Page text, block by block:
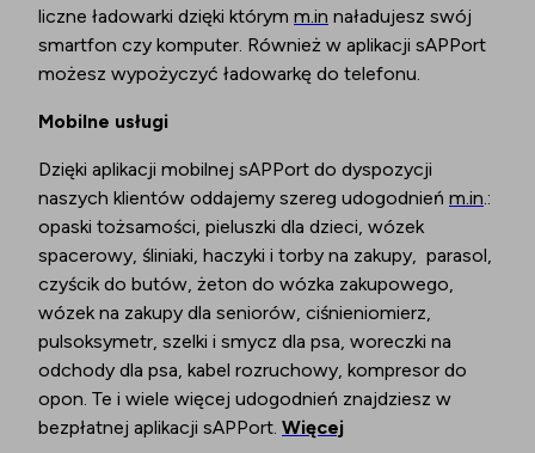
liczne ładowarki dzięki którym m.in naładujesz swój
smartfon czy komputer. Również w aplikacji sAPPort
możesz wypożyczyć ładowarkę do telefonu.
Mobilne usługi
Dzięki aplikacji mobilnej sAPPort do dyspozycji
naszych klientów oddajemy szereg udogodnień m.in.:
opaski tożsamości, pieluszki dla dzieci, wózek
spacerowy, śliniaki, haczyki i torby na zakupy, parasol,
czyścik do butów, żeton do wózka zakupowego,
wózek na zakupy dla seniorów, ciśnieniomierz,
pulsoksymetr, szelki i smycz dla psa, woreczki na
odchody dla psa, kabel rozruchowy, kompresor do
opon. Te i wiele więcej udogodnień znajdziesz w
bezpłatnej aplikacji sAPPort. Więcej